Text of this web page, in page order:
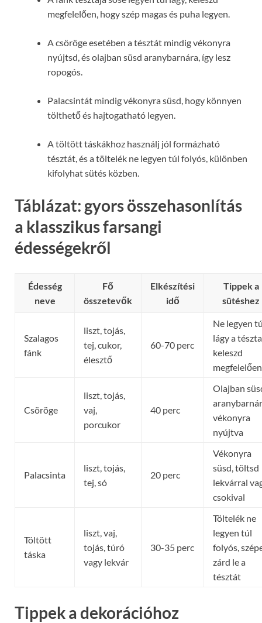
megfelelően, hogy szép magas és puha legyen.
A csöröge esetében a tésztát mindig vékonyra
nyújtsd, és olajban süsd aranybarnára, így lesz
ropogós.
Palacsintát mindig vékonyra süsd, hogy könnyen
tölthető és hajtogatható legyen.
A töltött táskákhoz használj jól formázható
tésztát, és a töltelék ne legyen túl folyós, különben
kifolyhat sütés közben.
Táblázat: gyors összehasonlítás
a klasszikus farsangi
édességekről
Édesség
neve
Fő
összetevők
Elkészítési
idő
Tippek a
sütéshez
Szalagos
fánk
liszt, tojás,
tej, cukor,
élesztő
60-70 perc
Ne legyen
lágy a
keleszd
megfelelően
Csöröge
liszt, tojás,
vaj,
porcukor
40 perc
Olajban
vékonyra
nyújtva
Palacsinta
liszt, tojás,
tej, só
20 perc
Vékonyra
süsd, töltsd
lekvárral
csokival
Töltött
táska
liszt, vaj,
tojás, túró
vagy lekvár
30-35 perc
Töltelék ne
legyen túl
folyós,
zárd le a
tésztát
Tippek a dekorációhoz